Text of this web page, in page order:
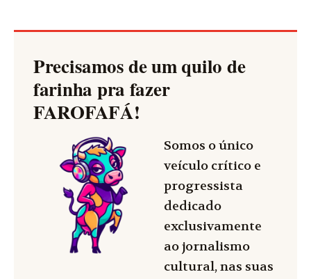
Precisamos de um quilo de
farinha pra fazer
FAROFAFÁ!
Somos o único
veículo crítico e
progressista
dedicado
exclusivamente
ao jornalismo
cultural, nas suas